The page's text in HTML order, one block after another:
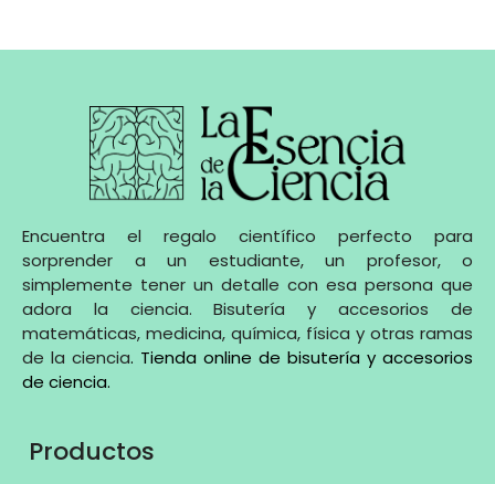
Encuentra el regalo científico perfecto para
sorprender a un estudiante, un profesor, o
simplemente tener un detalle con esa persona que
adora la ciencia. Bisutería y accesorios de
matemáticas, medicina, química, física y otras ramas
de la ciencia. Tienda online de bisutería y accesorios
de ciencia.
Productos